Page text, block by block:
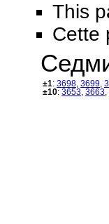
This
Cette
±1: 3698 3699
±10: 3653 3663